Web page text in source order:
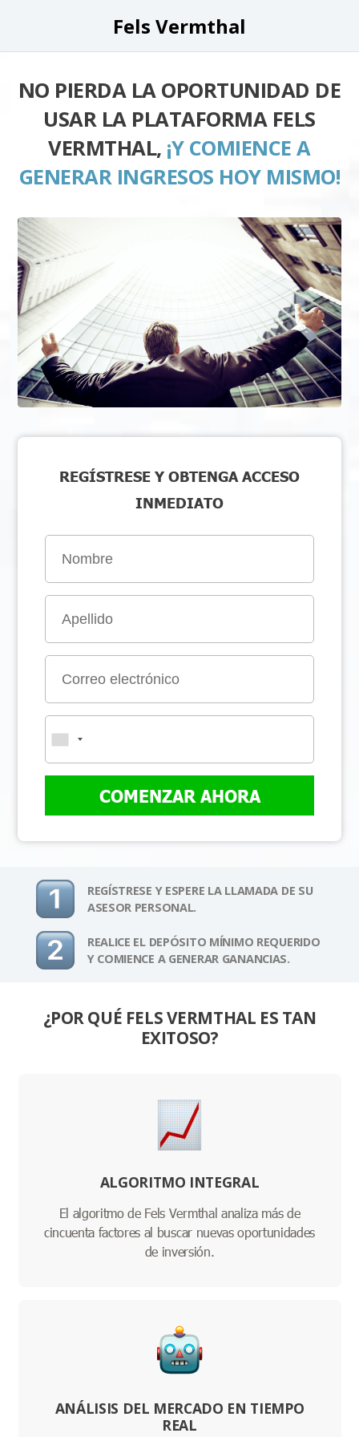
Fels Vermthal
NO PIERDA LA OPORTUNIDAD DE
USAR LA PLATAFORMA FELS
VERMTHAL, ¡Y COMIENCE A
GENERAR INGRESOS HOY MISMO!
REGÍSTRESE Y OBTENGA ACCESO
INMEDIATO
COMENZAR AHORA
REGÍSTRESE Y ESPERE LA LLAMADA DE SU
ASESOR PERSONAL.
REALICE EL DEPÓSITO MÍNIMO REQUERIDO
Y COMIENCE A GENERAR GANANCIAS.
¿POR QUÉ FELS VERMTHAL ES TAN
EXITOSO?
ALGORITMO INTEGRAL
El algoritmo de Fels Vermthal analiza más de
cincuenta factores al buscar nuevas oportunidades
de inversión.
ANÁLISIS DEL MERCADO EN TIEMPO
REAL